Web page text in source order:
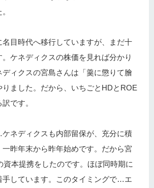
名目時代へ移行していますが、まだ十
ケネディクスの株価を見れば分かり
ディクスの宮島さんは「羹に懲りて膾
りました。だから、いちごとHDとROE
です。
ネディクスも内部留保が、充分に積
昨年末から昨年始めです。だから宮
資本提携をしたのです。ほぼ同時期に
手しています。このタイミングで…エ